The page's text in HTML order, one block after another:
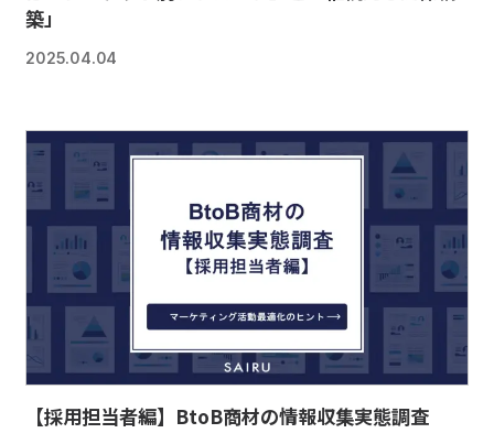
築」
2025.04.04
【採用担当者編】BtoB商材の情報収集実態調査